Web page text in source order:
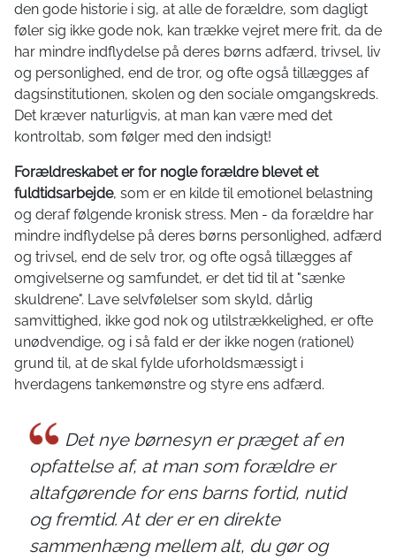
den gode historie i sig, at alle de forældre, som dagligt
føler sig ikke gode nok, kan trække vejret mere frit, da de
har mindre indflydelse på deres børns adfærd, trivsel, liv
og personlighed, end de tror, og ofte også tillægges af
dagsinstitutionen, skolen og den sociale omgangskreds.
Det kræver naturligvis, at man kan være med det
kontroltab, som følger med den indsigt!
Forældreskabet er for nogle forældre blevet et
fuldtidsarbejde, som er en kilde til emotionel belastning
og deraf følgende kronisk stress. Men - da forældre har
mindre indflydelse på deres børns personlighed, adfærd
og trivsel, end de selv tror, og ofte også tillægges af
omgivelserne og samfundet, er det tid til at "sænke
skuldrene". Lave selvfølelser som skyld, dårlig
samvittighed, ikke god nok og utilstrækkelighed, er ofte
unødvendige, og i så fald er der ikke nogen (rationel)
grund til, at de skal fylde uforholdsmæssigt i
hverdagens tankemønstre og styre ens adfærd.
Det nye børnesyn er præget af en
opfattelse af, at man som forældre er
altafgørende for ens barns fortid, nutid
og fremtid. At der er en direkte
sammenhæng mellem alt, du gør og